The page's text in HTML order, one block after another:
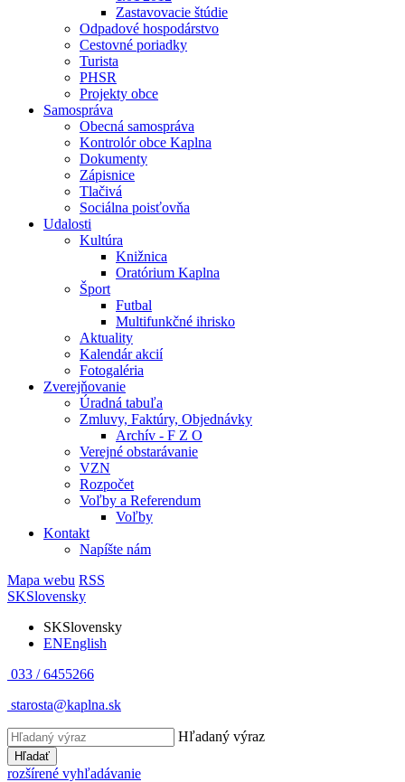
Zastavovacie štúdie
Odpadové hospodárstvo
Cestovné poriadky
Turista
PHSR
Projekty obce
Samospráva
Obecná samospráva
Kontrolór obce Kaplna
Dokumenty
Zápisnice
Tlačivá
Sociálna poisťovňa
Udalosti
Kultúra
Knižnica
Oratórium Kaplna
Šport
Futbal
Multifunkčné ihrisko
Aktuality
Kalendár akcií
Fotogaléria
Zverejňovanie
Úradná tabuľa
Zmluvy, Faktúry, Objednávky
Archív - F Z O
Verejné obstarávanie
VZN
Rozpočet
Voľby a Referendum
Voľby
Kontakt
Napíšte nám
Mapa webu RSS
SKSlovensky
SKSlovensky
ENEnglish
033 / 6455266
starosta@kaplna.sk
Hľadaný výraz
Hľadať
rozšírené vyhľadávanie